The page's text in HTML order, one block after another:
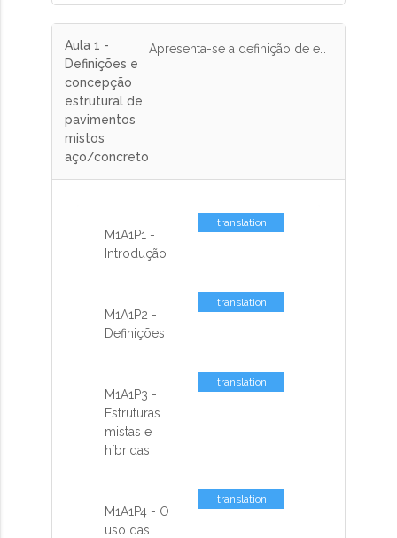
Aula 1 -
Definições e
concepção
estrutural de
pavimentos
mistos
aço/concreto
M1A1P1 -
Introdução
translation
M1A1P2 -
Definições
translation
M1A1P3 -
Estruturas
mistas e
híbridas
translation
M1A1P4 - O
uso das
translation